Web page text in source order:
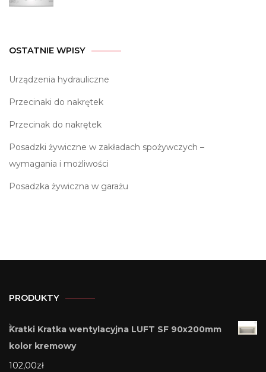
OSTATNIE WPISY
Urządzenia hydrauliczne
Przecinaki do nakrętek
Przecinak do nakrętek
Posadzki żywiczne w zakładach spożywczych –
wymagania i możliwości
Posadzka żywiczna w garażu
PRODUKTY
Kratki Kratka wentylacyjna LUFT SF 90x200mm
kolor kremowy
102,00zł